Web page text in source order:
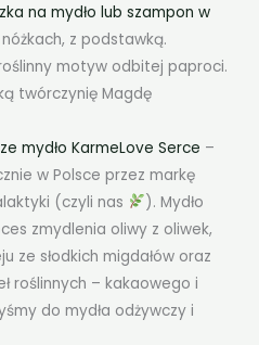
na mydło lub szampon w
z podstawką.
motyw odbitej paproci.
twórczynię Magdę
mydło KarmeLove Serce –
w Polsce przez markę
(czyli nas
). Mydło
zmydlenia oliwy z oliwek,
ze słodkich migdałów oraz
roślinnych – kakaowego i
do mydła odżywczy i